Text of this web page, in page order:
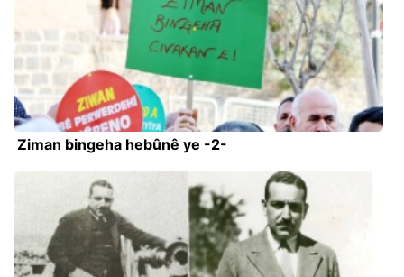
Ziman bingeha hebûnê ye -2-